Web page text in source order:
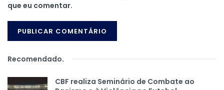
que eu comentar.
Recomendado.
CBF realiza Seminário de Combate ao